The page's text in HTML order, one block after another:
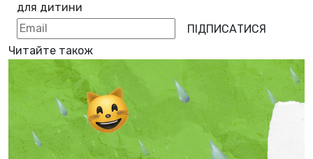
для дитини
ПІДПИСАТИСЯ
Читайте також